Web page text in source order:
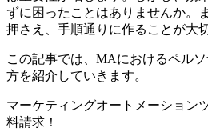
ずに困ったことはありませんか。
押さえ、手順通りに作ることが大
この記事では、MAにおけるペル
方を紹介していきます。
マーケティングオートメーション
料請求！